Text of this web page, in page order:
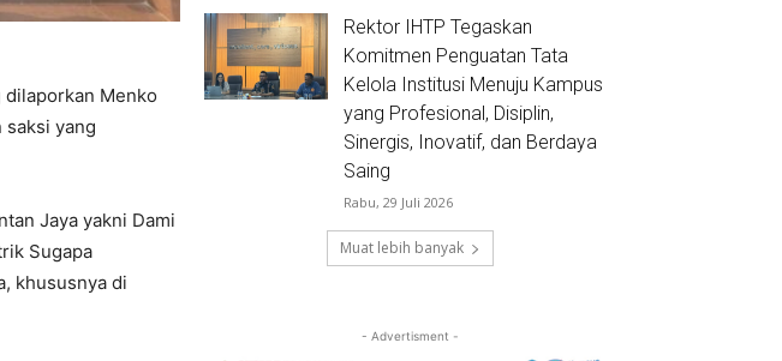
dilaporkan Menko
saksi yang
Jaya yakni Dami
Sugapa
khususnya di
Rektor IHTP Tegaskan
Komitmen Penguatan Tata
Kelola Institusi Menuju Kampus
yang Profesional, Disiplin,
Sinergis, Inovatif, dan Berdaya
Saing
Rabu, 29 Juli 2026
Muat lebih banyak
- Advertisment -